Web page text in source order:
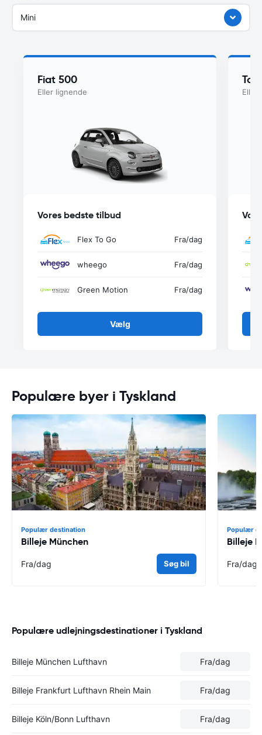
Mini
Fiat 500
Eller lignende
Vores bedste tilbud
Flex To Go Fra/dag
wheego Fra/dag
Green Motion Fra/dag
Vælg
Eller
Populære byer i Tyskland
Populær destination
Billeje München
Fra/dag Søg bil
Populær
Billeje
Fra/dag
Populære udlejningsdestinationer i Tyskland
Billeje München Lufthavn Fra/dag
Billeje Frankfurt Lufthavn Rhein Main Fra/dag
Billeje Köln/Bonn Lufthavn Fra/dag